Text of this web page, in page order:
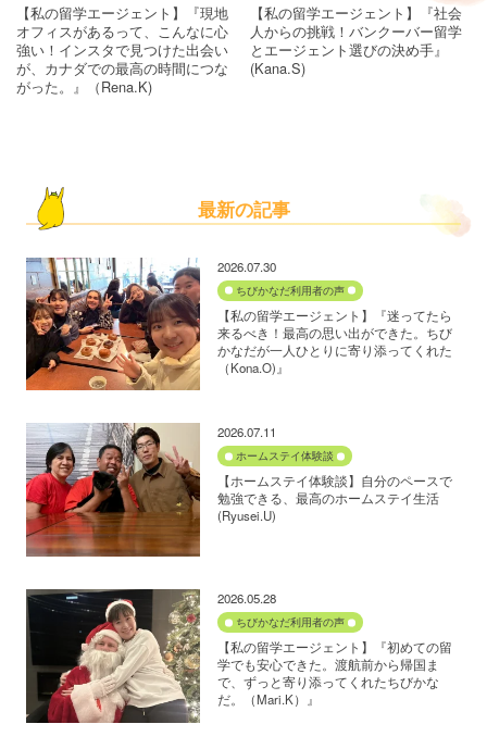
【私の留学エージェント】『現地
オフィスがあるって、こんなに心
強い！インスタで見つけた出会い
が、カナダでの最高の時間につな
がった。』（Rena.K)
【私の留学エージェント】『社会
人からの挑戦！バンクーバー留学
とエージェント選びの決め手』
(Kana.S)
最新の記事
2026.07.30
ちびかなだ利用者の声
【私の留学エージェント】『迷ってたら
来るべき！最高の思い出ができた。ちび
かなだが一人ひとりに寄り添ってくれた
（Kona.O)』
2026.07.11
ホームステイ体験談
【ホームステイ体験談】自分のペースで
勉強できる、最高のホームステイ生活
(Ryusei.U)
2026.05.28
ちびかなだ利用者の声
【私の留学エージェント】『初めての留
学でも安心できた。渡航前から帰国ま
で、ずっと寄り添ってくれたちびかな
だ。（Mari.K）』